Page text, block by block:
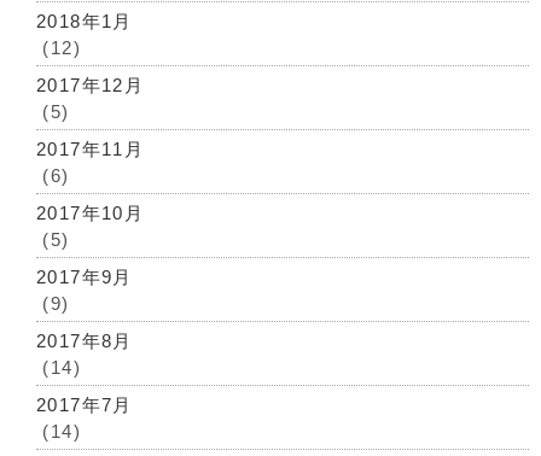
2018年1月
(12)
2017年12月
(5)
2017年11月
(6)
2017年10月
(5)
2017年9月
(9)
2017年8月
(14)
2017年7月
(14)